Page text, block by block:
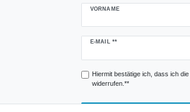
VORNAME
E-MAIL **
Newsletter
Hiermit bestätige ich, dass ich die
widerrufen.**